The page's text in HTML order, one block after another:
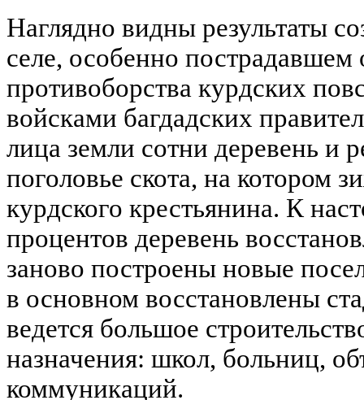
Наглядно видны результаты
селе, особенно пострадавшем
противоборства курдских
войсками багдадских
лица земли сотни деревень и
поголовье скота, на котором
курдского крестьянина. К
процентов деревень
заново построены новые
в основном восстановлены
ведется большое
назначения: школ, больниц,
коммуникаций.